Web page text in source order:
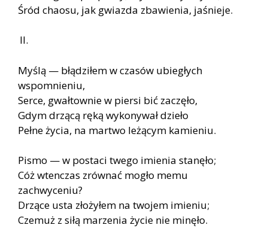
Śród chaosu, jak gwiazda zbawienia, jaśnieje.
II.
Myślą — błądziłem w czasów ubiegłych
wspomnieniu,
Serce, gwałtownie w piersi bić zaczęło,
Gdym drzącą ręką wykonywał dzieło
Pełne życia, na martwo leżącym kamieniu.
Pismo — w postaci twego imienia stanęło;
Cóż wtenczas zrównać mogło memu
zachwyceniu?
Drzące usta złożyłem na twojem imieniu;
Czemuż z siłą marzenia życie nie minęło.